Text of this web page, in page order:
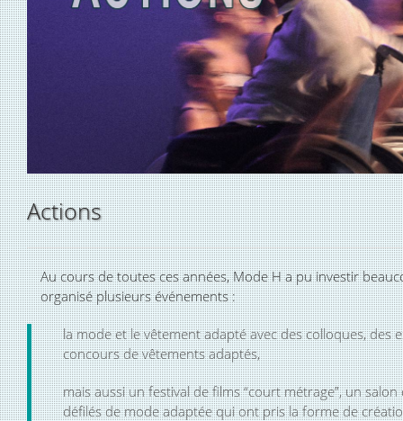
Actions
Au cours de toutes ces années, Mode H a pu investir
organisé plusieurs événements :
la mode et le vêtement adapté avec des colloques, des
concours de vêtements adaptés,
mais aussi un festival de films “court métrage”, un
défilés de mode adaptée qui ont pris la forme de